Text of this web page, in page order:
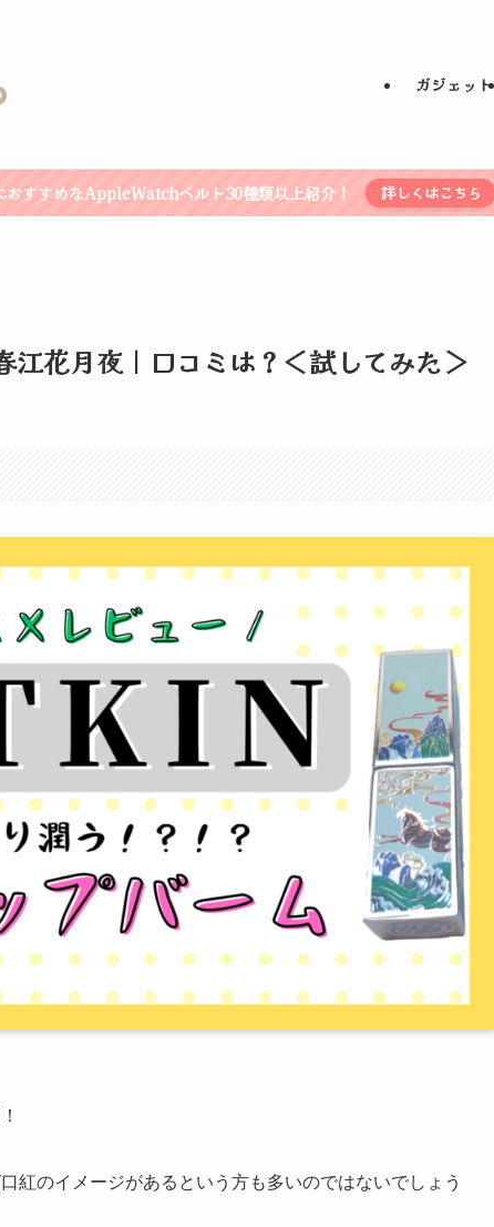
ガジェット
おすすめなAppleWatchベルト30種類以上紹介！ 詳しくはこちら
花月夜｜口コミは？＜試してみた＞
紅のイメージがあるという方も多いのではないでしょう